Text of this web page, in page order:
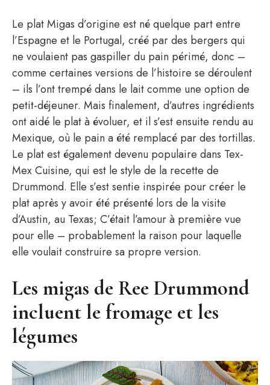
Le plat Migas d’origine est né quelque part entre
l’Espagne et le Portugal, créé par des bergers qui
ne voulaient pas gaspiller du pain périmé, donc –
comme certaines versions de l’histoire se déroulent
– ils l’ont trempé dans le lait comme une option de
petit-déjeuner. Mais finalement, d’autres ingrédients
ont aidé le plat à évoluer, et il s’est ensuite rendu au
Mexique, où le pain a été remplacé par des tortillas.
Le plat est également devenu populaire dans Tex-
Mex Cuisine, qui est le style de la recette de
Drummond. Elle s’est sentie inspirée pour créer le
plat après y avoir été présenté lors de la visite
d’Austin, au Texas; C’était l’amour à première vue
pour elle – probablement la raison pour laquelle
elle voulait construire sa propre version.
Les migas de Ree Drummond
incluent le fromage et les
légumes